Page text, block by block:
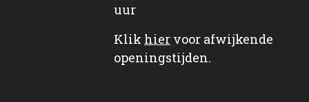
uur
Klik hier voor afwijkende
openingstijden.